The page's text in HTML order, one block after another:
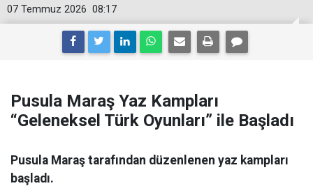
08:17
07 Temmuz 2026
Pusula Maraş Yaz Kampları
“Geleneksel Türk Oyunları” ile Başladı
Pusula Maraş tarafından düzenlenen yaz kampları
başladı.